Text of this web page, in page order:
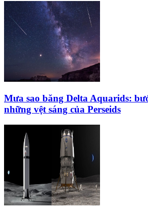
Mưa sao băng Delta Aquarids:
những vệt sáng của Perseids